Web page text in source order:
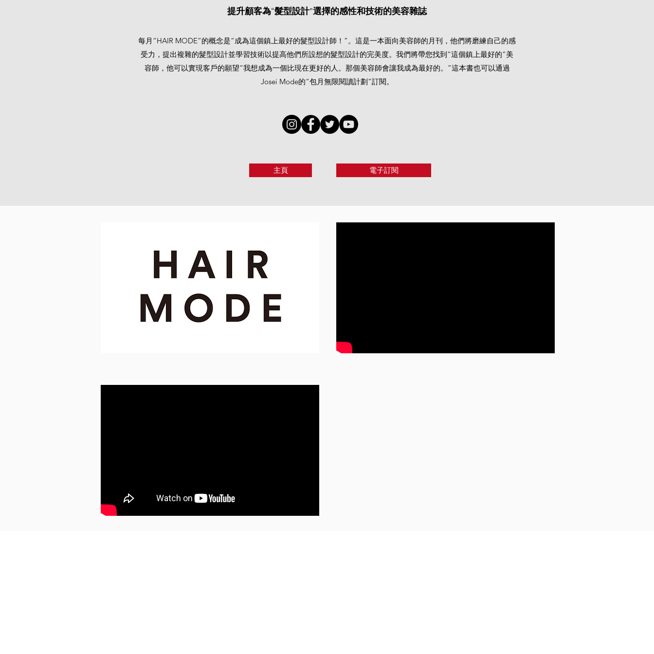
提升顧客為“髮型設計”選擇的感性和技術的美容雜誌
每月“HAIR MODE”的概念是“成為這個鎮上最好的髮型設計師！”。這是一本面向美容師的月刊，他們將磨練自己的感
受力，提出複雜的髮型設計並學習技術以提高他們所設想的髮型設計的完美度。我們將帶您找到“這個鎮上最好的”美
容師，他可以實現客戶的願望“我想成為一個比現在更好的人。那個美容師會讓我成為最好的。”這本書也可以通過
Josei Mode的“包月無限閱讀計劃”訂閱。
主頁 電子訂閱